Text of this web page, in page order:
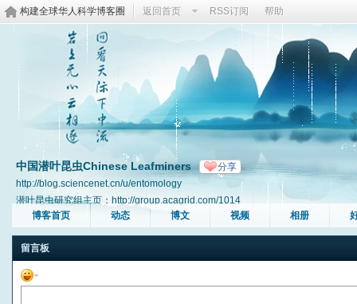
构建全球华人科学博客圈 返回首页 RSS订阅 帮助
中国潜叶昆虫Chinese Leafminers 分享
http://blog.sciencenet.cn/u/entomology
潜叶昆虫研究组主页：http://group.acagrid.com/1014
博客首页
动态 博文 视频 相册
留言板